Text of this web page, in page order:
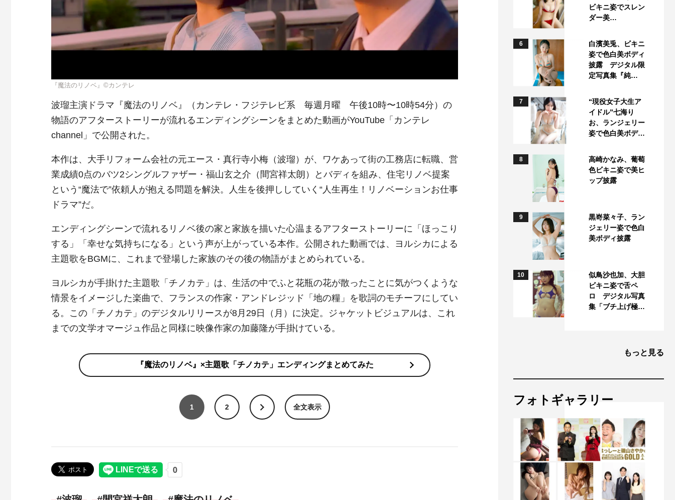
『魔法のリノベ』©カンテレ
波瑠主演ドラマ『魔法のリノベ』（カンテレ・フジテレビ系 毎週月曜 午後10時〜10時54分）の
物語のアフターストーリーが流れるエンディングシーンをまとめた動画がYouTube「カンテレ
channel」で公開された。
本作は、大手リフォーム会社の元エース・真行寺小梅（波瑠）が、ワケあって街の工務店に転職、営
業成績0点のバツ2シングルファザー・福山玄之介（間宮祥太朗）とバディを組み、住宅リノベ提案
という“魔法で”依頼人が抱える問題を解決。人生を後押ししていく“人生再生！リノベーションお仕事
ドラマ”だ。
エンディングシーンで流れるリノベ後の家と家族を描いた心温まるアフターストーリーに「ほっこり
する」「幸せな気持ちになる」という声が上がっている本作。公開された動画では、ヨルシカによる
主題歌をBGMに、これまで登場した家族のその後の物語がまとめられている。
ヨルシカが手掛けた主題歌「チノカテ」は、生活の中でふと花瓶の花が散ったことに気がつくような
情景をイメージした楽曲で、フランスの作家・アンドレジッド「地の糧」を歌詞のモチーフにしてい
る。この「チノカテ」のデジタルリリースが8月29日（月）に決定。ジャケットビジュアルは、これ
までの文学オマージュ作品と同様に映像作家の加藤隆が手掛けている。
『魔法のリノベ』×主題歌「チノカテ」エンディングまとめてみた
1 2 全文表示
ビキニ姿でスレン
ダー美…
6
白濱美兎、ビキニ
姿で色白美ボディ
披露 デジタル限
定写真集『純…
7
“現役女子大生ア
イドル”七海り
お、ランジェリー
姿で色白美ボデ…
8
高崎かなみ、葡萄
色ビキニ姿で美ヒ
ップ披露
9
黒嵜菜々子、ラン
ジェリー姿で色白
美ボディ披露
10
似鳥沙也加、大胆
ビキニ姿で舌ペ
ロ デジタル写真
集「ブチ上げ極…
もっと見る
フォトギャラリー